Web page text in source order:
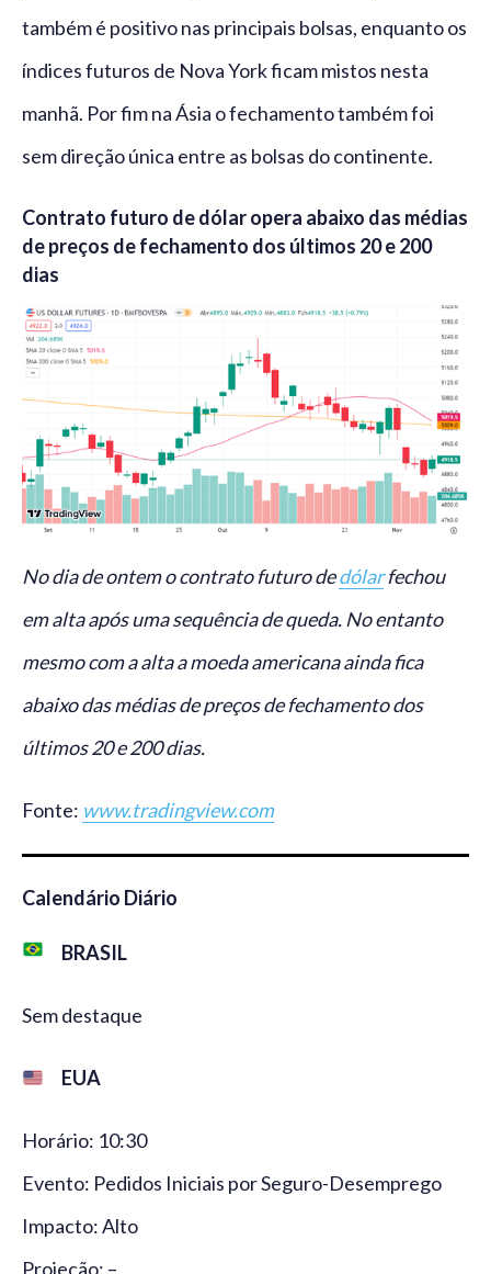
também é positivo nas principais bolsas, enquanto os
índices futuros de Nova York ficam mistos nesta
manhã. Por fim na Ásia o fechamento também foi
sem direção única entre as bolsas do continente.
Contrato futuro de dólar opera abaixo das médias
de preços de fechamento dos últimos 20 e 200
dias
No dia de ontem o contrato futuro dedólarfechou
em alta após uma sequência de queda. No entanto
mesmo com a alta a moeda americana ainda fica
abaixo das médias de preços de fechamento dos
últimos 20 e 200 dias.
Fonte: www.tradingview.com
Calendário Diário
BRASIL
Sem destaque
EUA
Horário: 10:30
Evento: Pedidos Iniciais por Seguro-Desemprego
Impacto: Alto
Projeção: –